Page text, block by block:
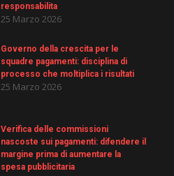
responsabilita
25 Marzo 2026
Governo della crescita per le
squadre pagamenti: disciplina di
processo che moltiplica i risultati
25 Marzo 2026
Verifica delle commissioni
nascoste sui pagamenti: difendere il
margine prima di aumentare la
spesa pubblicitaria